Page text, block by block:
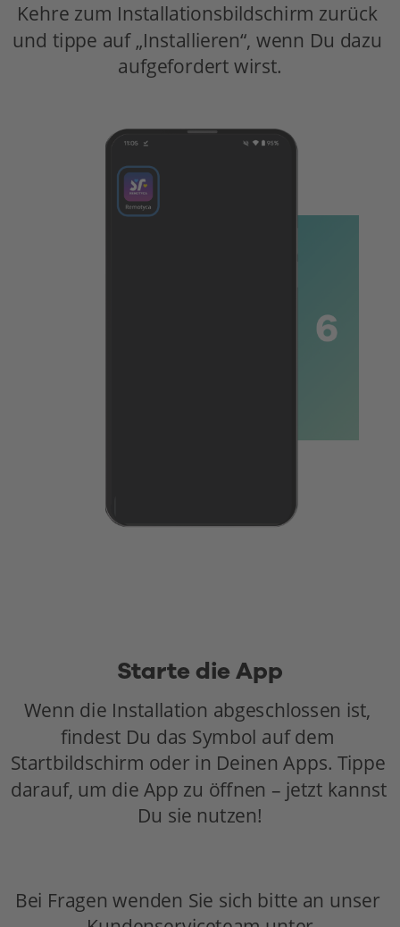
Kehre zum Installationsbildschirm zurück
und tippe auf „Installieren“, wenn Du dazu
aufgefordert wirst.
Starte die App
Wenn die Installation abgeschlossen ist,
findest Du das Symbol auf dem
Startbildschirm oder in Deinen Apps. Tippe
darauf, um die App zu öffnen – jetzt kannst
Du sie nutzen!
Bei Fragen wenden Sie sich bitte an unser